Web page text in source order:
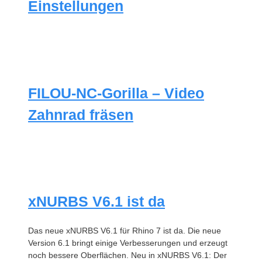
Einstellungen
FILOU-NC-Gorilla – Video
Zahnrad fräsen
xNURBS V6.1 ist da
Das neue xNURBS V6.1 für Rhino 7 ist da. Die neue
Version 6.1 bringt einige Verbesserungen und erzeugt
noch bessere Oberflächen. Neu in xNURBS V6.1: Der